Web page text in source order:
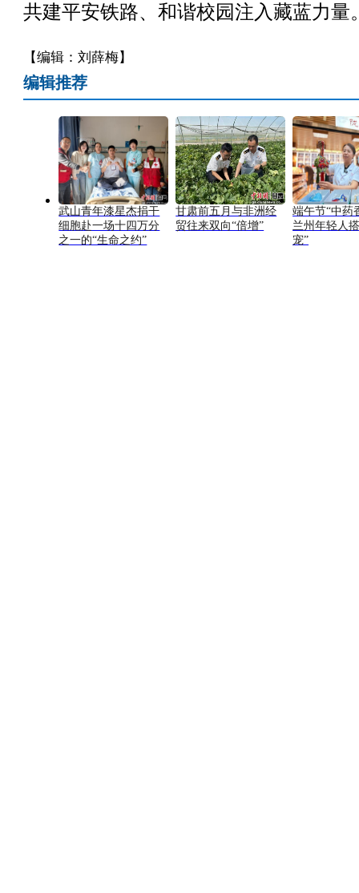
共建平安铁路、和谐校园注入藏蓝力量
【编辑：刘薛梅】
编辑推荐
武山青年漆星杰捐干
细胞赴一场十四万分
之一的“生命之约”
甘肃前五月与非洲经
贸往来双向“倍增”
端午节“中药
兰州年轻人
宠”